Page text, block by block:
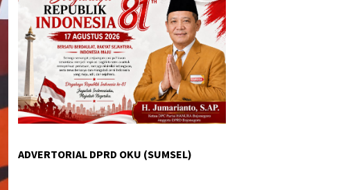
ADVERTORIAL DPRD OKU (SUMSEL)